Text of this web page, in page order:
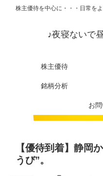
株主優待を中心に・・・日常を
♪夜寝ないで
株主優待
銘柄分析
お
【優待到着】静岡
うび”。